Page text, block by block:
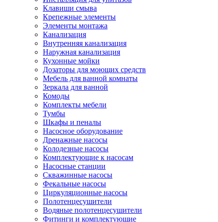
Клавиши смыва
Крепежные элементы
Элементы монтажа
Канализация
Внутренняя канализация
Наружная канализация
Кухонные мойки
Дозаторы для моющих средств
Мебель для ванной комнаты
Зеркала для ванной
Комоды
Комплекты мебели
Тумбы
Шкафы и пеналы
Насосное оборудование
Дренажные насосы
Колодезные насосы
Комплектующие к насосам
Насосные станции
Скважинные насосы
Фекальные насосы
Циркуляционные насосы
Полотенцесушители
Водяные полотенцесушители
Фитинги и комплектующие